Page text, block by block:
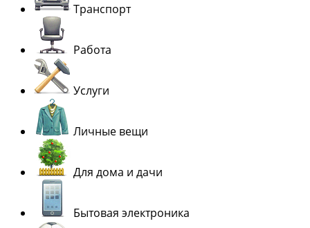
Транспорт
Работа
Услуги
Личные вещи
Для дома и дачи
Бытовая электроника